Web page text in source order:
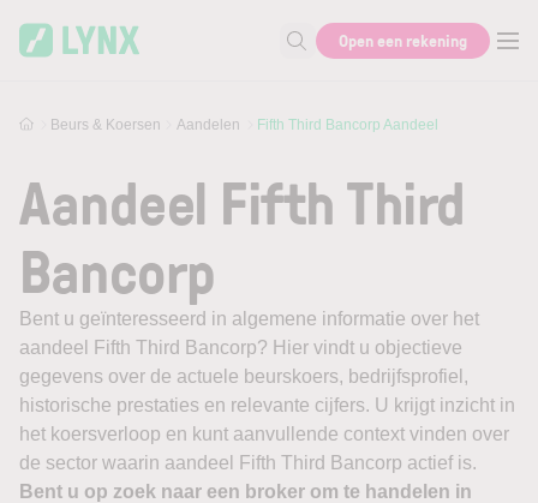
Zoek naar informatie
Open een rekening
Beurs & Koersen Aandelen Fifth Third Bancorp Aandeel
Aandeel Fifth Third
Bancorp
Bent u geïnteresseerd in algemene informatie over het
aandeel Fifth Third Bancorp? Hier vindt u objectieve
gegevens over de actuele beurskoers, bedrijfsprofiel,
historische prestaties en relevante cijfers. U krijgt inzicht in
het koersverloop en kunt aanvullende context vinden over
de sector waarin aandeel Fifth Third Bancorp actief is.
Bent u op zoek naar een broker om te handelen in